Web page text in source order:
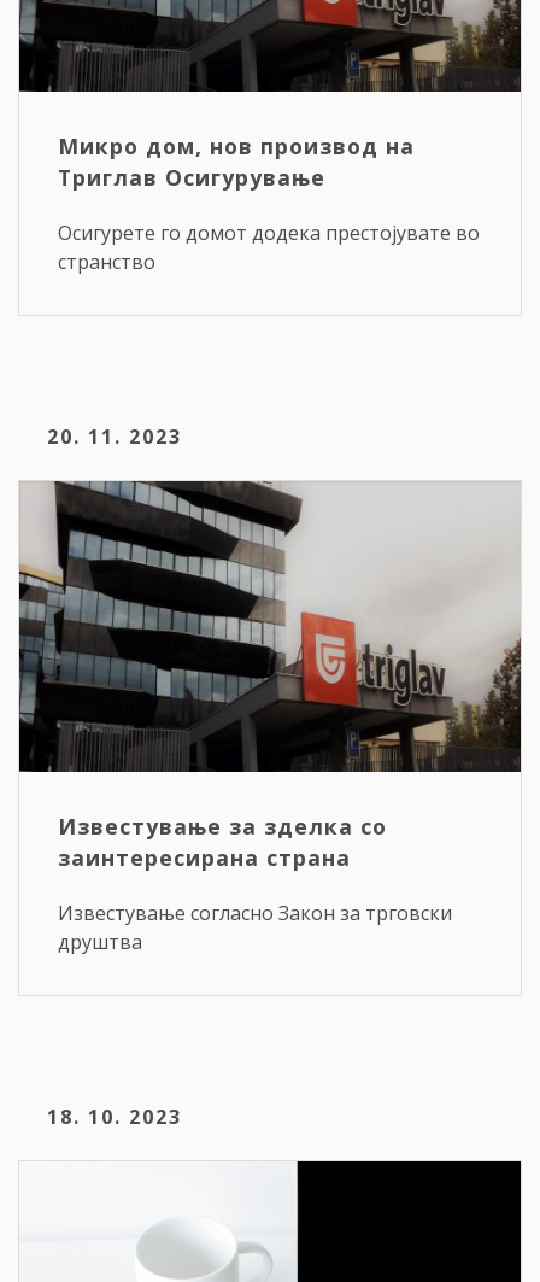
Микро дом, нов производ на
Триглав Осигурување
Осигурете го домот додека престојувате во
странство
20. 11. 2023
Известување за зделка со
заинтересирана страна
Известување согласно Закон за трговски
друштва
18. 10. 2023